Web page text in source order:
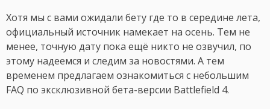
Хотя мы с вами ожидали бету где то в середине лета,
официальный источник намекает на осень. Тем не
менее, точную дату пока ещё никто не озвучил, по
этому надеемся и следим за новостями. А тем
временем предлагаем ознакомиться с небольшим
FAQ по эксклюзивной бета-версии Battlefield 4.